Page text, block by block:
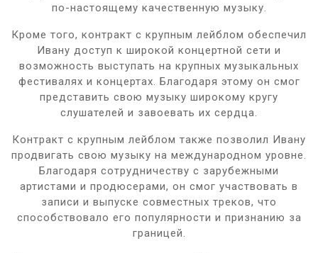
по-настоящему качественную музыку.
Кроме того, контракт с крупным лейблом обеспечил
Ивану доступ к широкой концертной сети и
возможность выступать на крупных музыкальных
фестивалях и концертах. Благодаря этому он смог
представить свою музыку широкому кругу
слушателей и завоевать их сердца.
Контракт с крупным лейблом также позволил Ивану
продвигать свою музыку на международном уровне.
Благодаря сотрудничеству с зарубежными
артистами и продюсерами, он смог участвовать в
записи и выпуске совместных треков, что
способствовало его популярности и признанию за
границей.